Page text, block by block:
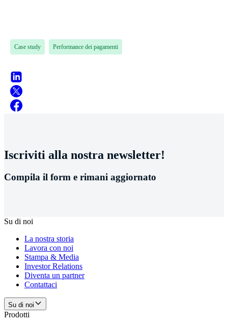
Case study Performance dei pagamenti
Iscriviti alla nostra newsletter!
Compila il form e rimani aggiornato
Su di noi
La nostra storia
Lavora con noi
Stampa & Media
Investor Relations
Diventa un partner
Contattaci
Su di noi
Prodotti